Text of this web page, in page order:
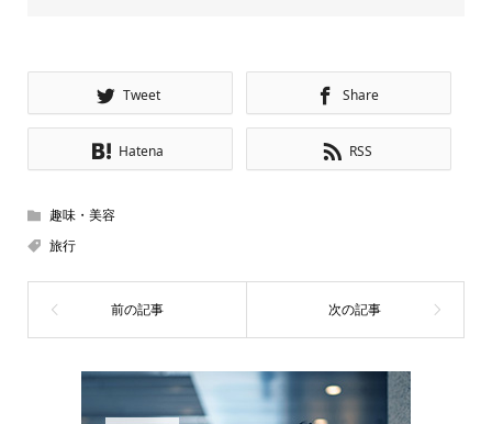
Tweet Share
Hatena RSS
趣味・美容
旅行